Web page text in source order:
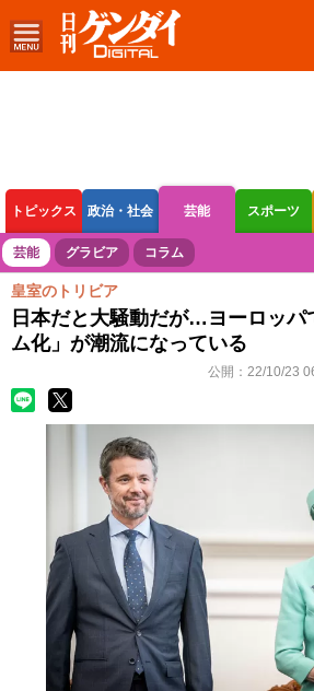
トピックス 政治・社会 芸能 スポーツ
ボートレース 競輪 オートレース
芸能 グラビア コラム
皇室のトリビア
日本だと大騒動だが…ヨーロッパ
ム化」が潮流になっている
公開： 22/10/23